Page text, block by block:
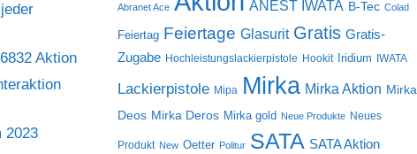
Aktion
2023
Abranet Ace ANEST IWATA B-Tec Colad
Feiertag Feiertage Glasurit Gratis Gratis-
Zugabe Hochleistungslackierpistole Hookit Iridium IWATA
Lackierpistole Mipa Mirka Mirka Aktion Mirka
Deos Mirka Deros Mirka gold Neue Produkte Neues
Produkt New Oetter Politur SATA SATA Aktion